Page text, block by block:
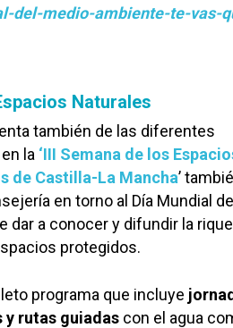
del-medio-ambiente-te-vas-
Naturales
también de las diferentes
la ‘III Semana de los
de Castilla-La Mancha’
en torno al Día Mundial
dar a conocer y difundir la
protegidos.
programa que incluye
rutas guiadas con el agua